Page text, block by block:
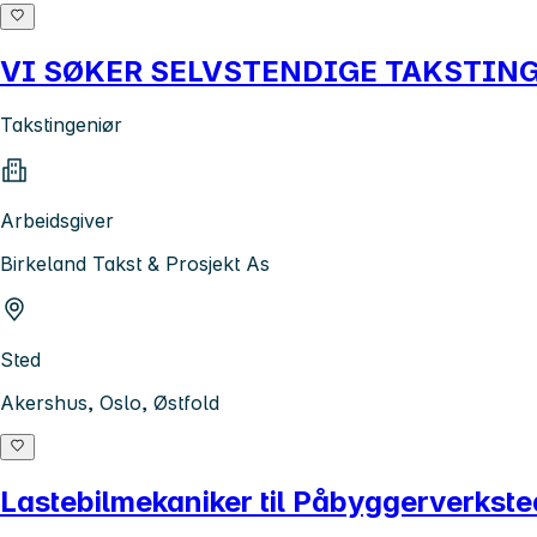
VI SØKER SELVSTENDIGE
Takstingeniør
Arbeidsgiver
Birkeland Takst & Prosjekt As
Sted
Akershus, Oslo, Østfold
Lastebilmekaniker til